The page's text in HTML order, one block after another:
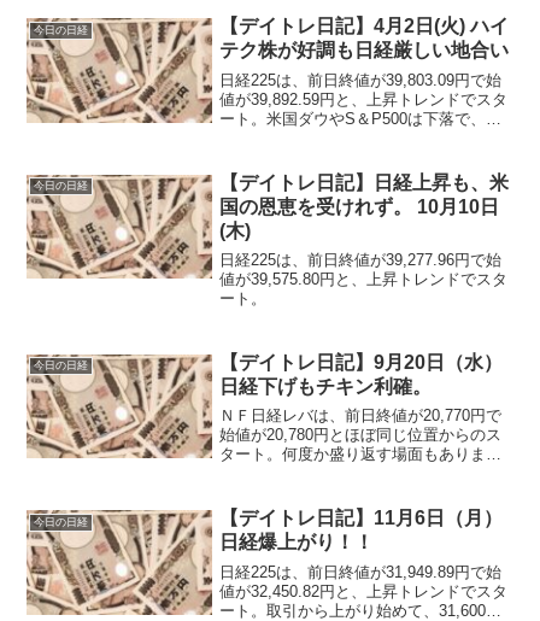
今日の日経
【デイトレ日記】4月2日(火) ハイ
テク株が好調も日経厳しい地合い
日経225は、前日終値が39,803.09円で始
値が39,892.59円と、上昇トレンドでスタ
ート。米国ダウやS＆P500は下落で、ナ
る。
今日の日経
【デイトレ日記】日経上昇も、米
国の恩恵を受けれず。 10月10日
(木)
日経225は、前日終値が39,277.96円で始
値が39,575.80円と、上昇トレンドでスタ
ート。
今日の日経
【デイトレ日記】9月20日（水）
日経下げもチキン利確。
ＮＦ日経レバは、前日終値が20,770円で
始値が20,780円とほぼ同じ位置からのス
タート。何度か盛り返す場面もありまし
を超えて、今日は下げだと思ったが上昇
なのか？って思えるぐらい調子が良かっ
たのだが、そこがピーク。そこから綺麗
なぐらい下げで終わる(笑)
今日の日経
【デイトレ日記】11月6日（月）
日経爆上がり！！
日経225は、前日終値が31,949.89円で始
値が32,450.82円と、上昇トレンドでスタ
ート。取引から上がり始めて、31,600～